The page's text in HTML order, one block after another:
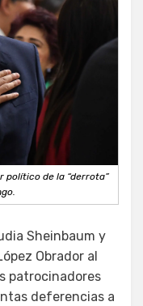
político de la “derrota”
Sheinbaum y
Obrador al
patrocinadores
deferencias a